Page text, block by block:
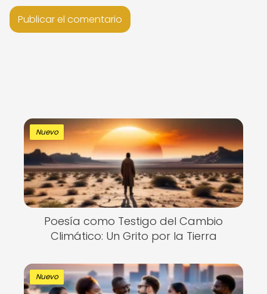
Nuevo
Poesía como Testigo del Cambio
Climático: Un Grito por la Tierra
Nuevo